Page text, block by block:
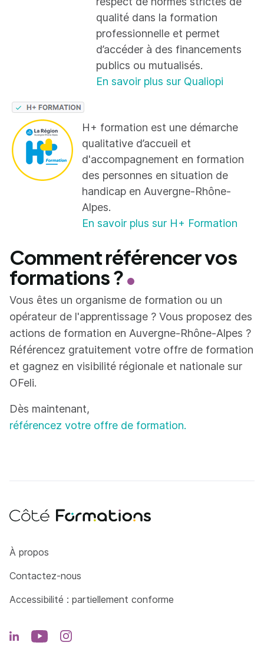
qualité dans la formation
professionnelle et permet
d’accéder à des financements
publics ou mutualisés.
En savoir plus sur Qualiopi
H+ formation est une démarche
qualitative d’accueil et
d'accompagnement en formation
des personnes en situation de
handicap en Auvergne-Rhône-
Alpes.
En savoir plus sur H+ Formation
Comment référencer vos
formations ?
Vous êtes un organisme de formation ou un
opérateur de l'apprentissage ? Vous proposez des
actions de formation en Auvergne-Rhône-Alpes ?
Référencez gratuitement votre offre de formation
et gagnez en visibilité régionale et nationale sur
OFeli.
Dès maintenant,
référencez votre offre de formation.
Côté Formations
À propos
Contactez-nous
Accessibilité : partiellement conforme